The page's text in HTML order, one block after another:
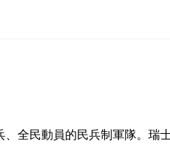
全民動員的民兵制軍隊。瑞